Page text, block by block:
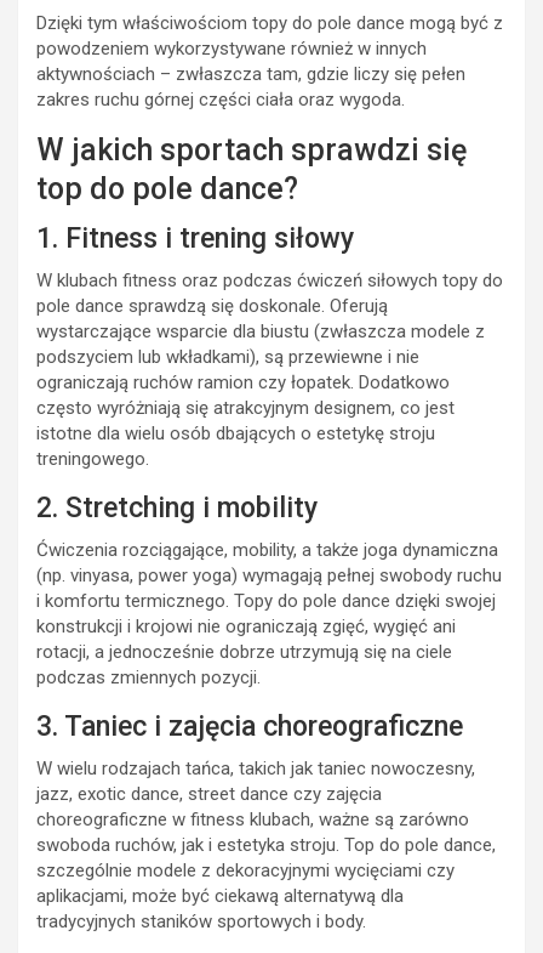
Dzięki tym właściwościom topy do pole dance mogą być z
powodzeniem wykorzystywane również w innych
aktywnościach – zwłaszcza tam, gdzie liczy się pełen
zakres ruchu górnej części ciała oraz wygoda.
W jakich sportach sprawdzi się
top do pole dance?
1. Fitness i trening siłowy
W klubach fitness oraz podczas ćwiczeń siłowych topy do
pole dance sprawdzą się doskonale. Oferują
wystarczające wsparcie dla biustu (zwłaszcza modele z
podszyciem lub wkładkami), są przewiewne i nie
ograniczają ruchów ramion czy łopatek. Dodatkowo
często wyróżniają się atrakcyjnym designem, co jest
istotne dla wielu osób dbających o estetykę stroju
treningowego.
2. Stretching i mobility
Ćwiczenia rozciągające, mobility, a także joga dynamiczna
(np. vinyasa, power yoga) wymagają pełnej swobody ruchu
i komfortu termicznego. Topy do pole dance dzięki swojej
konstrukcji i krojowi nie ograniczają zgięć, wygięć ani
rotacji, a jednocześnie dobrze utrzymują się na ciele
podczas zmiennych pozycji.
3. Taniec i zajęcia choreograficzne
W wielu rodzajach tańca, takich jak taniec nowoczesny,
jazz, exotic dance, street dance czy zajęcia
choreograficzne w fitness klubach, ważne są zarówno
swoboda ruchów, jak i estetyka stroju. Top do pole dance,
szczególnie modele z dekoracyjnymi wycięciami czy
aplikacjami, może być ciekawą alternatywą dla
tradycyjnych staników sportowych i body.